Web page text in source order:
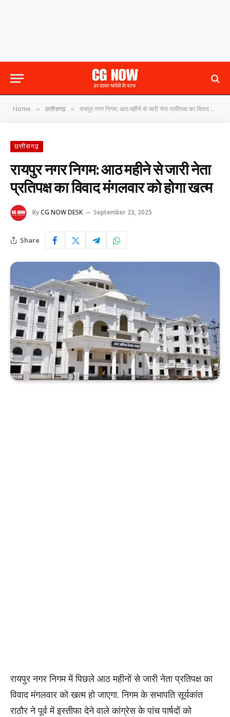
Home » छत्तीसगढ़ » रायपुर नगर निगम: आठ महीने से जारी नेता प्रतिपक्ष का विवाद मंगलवार को होगा खत्म
छत्तीसगढ़
रायपुर नगर निगम: आठ महीने से जारी नेता
प्रतिपक्ष का विवाद मंगलवार को होगा खत्म
ByCG NOW DESK September 23, 2025
Share
रायपुर नगर निगम में पिछले आठ महीनों से जारी नेता प्रतिपक्ष का
विवाद मंगलवार को खत्म हो जाएगा. निगम के सभापति सूर्यकांत
राठौर ने पूर्व में इस्तीफा देने वाले कांग्रेस के पांच पार्षदों को